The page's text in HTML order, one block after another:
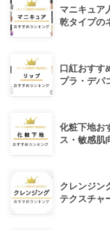
マニキュア
乾タイプの
口紅おすす
プラ・デパ
化粧下地お
ス・敏感肌
クレンジン
テクスチャ